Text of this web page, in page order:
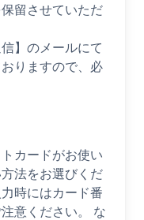
留させていただ
】のメールにて
りますので、必
カードがお使い
法をお選びくだ
時にはカード番
意ください。 な